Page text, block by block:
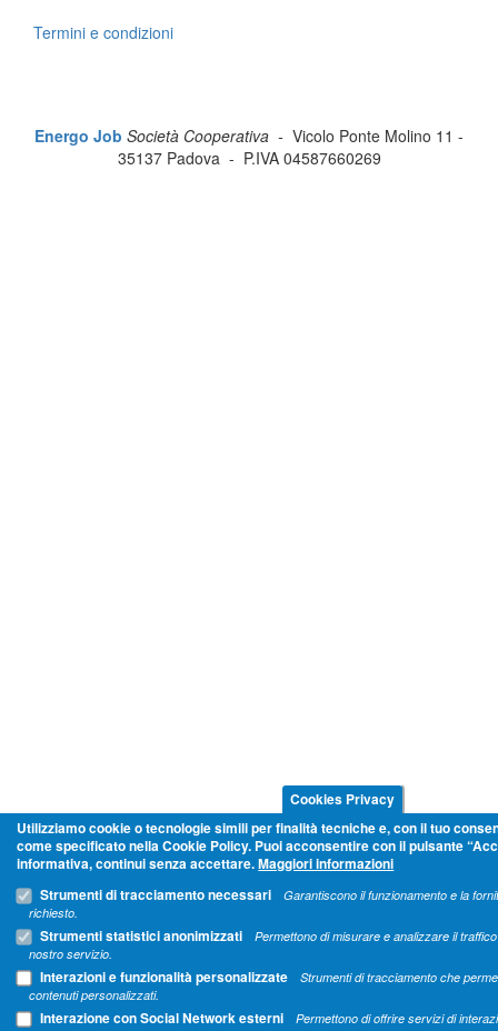
Termini e condizioni
Energo Job Società Cooperativa - Vicolo Ponte Molino 11 -
35137 Padova - P.IVA 04587660269
Cookies Privacy
Utilizziamo cookie o tecnologie simili per finalità tecniche e, con il tuo
come specificato nella Cookie Policy. Puoi acconsentire con il pulsante
informativa, continui senza accettare.Maggiori informazioni
Strumenti di tracciamento necessari
Garantiscono il funzionamento e la
richiesto.
Strumenti statistici anonimizzati
Permettono di misurare e analizzare il
nostro servizio.
Interazioni e funzionalità personalizzate
Strumenti di tracciamento che
contenuti personalizzati.
Interazione con Social Network esterni
Permettono di offrire servizi di